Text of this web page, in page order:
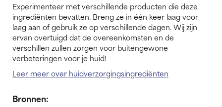
Experimenteer met verschillende producten die deze
ingrediënten bevatten. Breng ze in één keer laag voor
laag aan of gebruik ze op verschillende dagen. Wij zijn
ervan overtuigd dat de overeenkomsten en de
verschillen zullen zorgen voor buitengewone
verbeteringen voor je huid!
Leer meer over huidverzorgingsingrediënten
Bronnen: